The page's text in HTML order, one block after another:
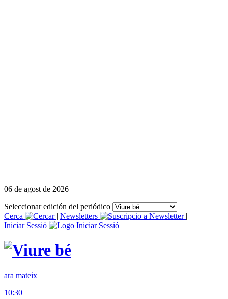
06 de agost de 2026
Seleccionar edición del periódico
Cerca
| Newsletters
|
Iniciar Sessió
ara mateix
10:30